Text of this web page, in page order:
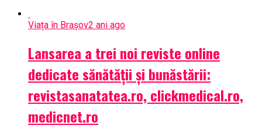
Viața în Brașov2 ani ago
Lansarea a trei noi reviste online
dedicate sănătății și bunăstării:
revistasanatatea.ro, clickmedical.ro,
medicnet.ro